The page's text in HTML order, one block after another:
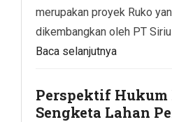
merupakan proyek Ruko
dikembangkan oleh PT
Baca selanjutnya
Perspektif Hukum
Sengketa Lahan